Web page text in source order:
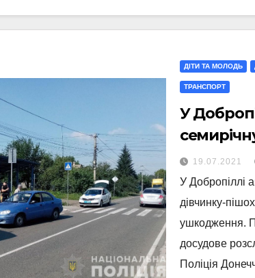
ДІТИ ТА МОЛОДЬ
ТРАНСПОРТ
У
19.07.2021
У Добропіллі
дівчинку-
ушкодження.
досудове
Поліція